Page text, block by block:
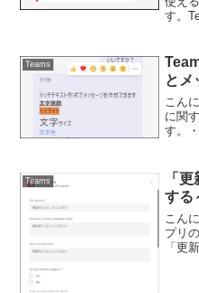
す。
とが
意の
Teams
とメ
こん
に関
す。
送信
中に
Teams
「
する
こん
プリ
「更